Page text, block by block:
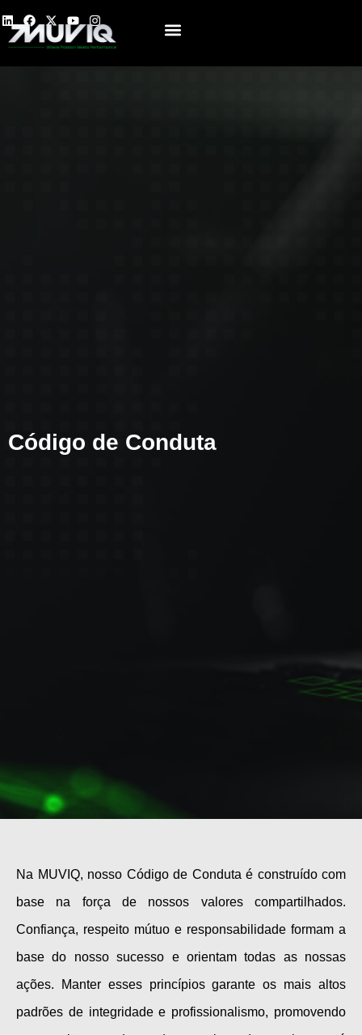
Código de Conduta
Na MUVIQ, nosso Código de Conduta é construído com
base na força de nossos valores compartilhados.
Confiança, respeito mútuo e responsabilidade formam a
base do nosso sucesso e orientam todas as nossas
ações. Manter esses princípios garante os mais altos
padrões de integridade e profissionalismo, promovendo